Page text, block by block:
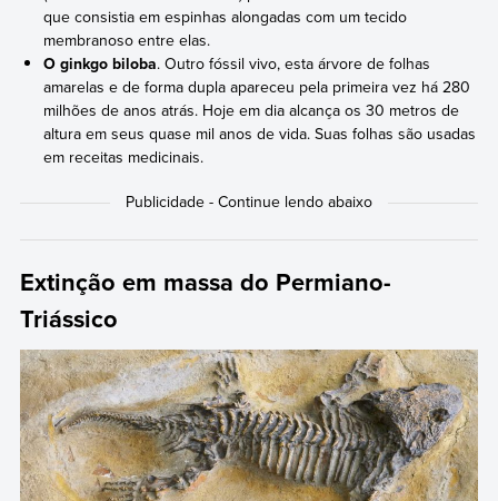
que consistia em espinhas alongadas com um tecido
membranoso entre elas.
O ginkgo biloba. Outro fóssil vivo, esta árvore de folhas
amarelas e de forma dupla apareceu pela primeira vez há 280
milhões de anos atrás. Hoje em dia alcança os 30 metros de
altura em seus quase mil anos de vida. Suas folhas são usadas
em receitas medicinais.
Extinção em massa do Permiano-
Triássico